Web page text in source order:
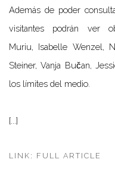
Además de poder
visitantes podrán ver
Muriu, Isabelle Wenzel,
Steiner,Vanja Bučan,
los límites del medio.
[...]
LINK: FULL ARTICLE